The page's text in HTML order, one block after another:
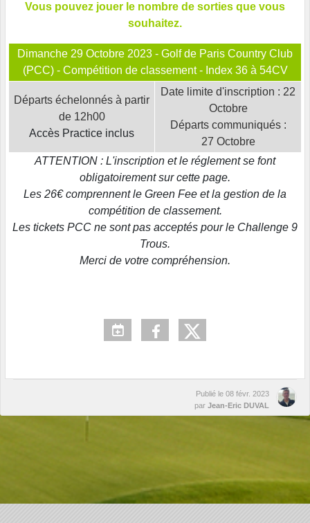
Vous pouvez jouer le nombre de sorties que vous
souhaitez.
Dimanche 29 Octobre 2023 - Golf de Paris Country Club
(PCC) - Compétition de classement - Index 36 à 54CV
Départs échelonnés à partir
de 12h00
Accès Practice inclus
Date limite d'inscription : 22
Octobre
Départs communiqués :
27 Octobre
ATTENTION : L'inscription et le réglement se font
obligatoirement sur cette page.
Les 26€ comprennent le Green Fee et la gestion de la
compétition de classement.
Les tickets PCC ne sont pas acceptés pour le Challenge 9
Trous.
Merci de votre compréhension.
Publié le 08 févr. 2023
par Jean-Eric DUVAL